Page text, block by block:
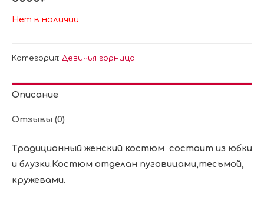
Нет в наличии
Категория: Девичья горница
Описание
Отзывы (0)
Традиционный женский костюм состоит из юбки
и блузки.Костюм отделан пуговицами,тесьмой,
кружевами.